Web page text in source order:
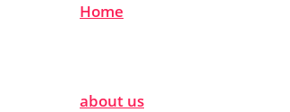
Home
about us